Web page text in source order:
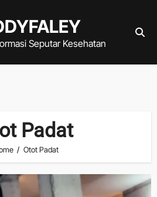
Seputar Kesehatan
Padat
Otot Padat